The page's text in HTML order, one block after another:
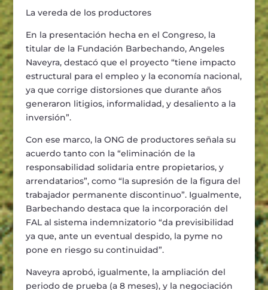
La vereda de los productores
En la presentación hecha en el Congreso, la
titular de la Fundación Barbechando, Angeles
Naveyra, destacó que el proyecto “tiene impacto
estructural para el empleo y la economía nacional,
ya que corrige distorsiones que durante años
generaron litigios, informalidad, y desaliento a la
inversión”.
Con ese marco, la ONG de productores señala su
acuerdo tanto con la “eliminación de la
responsabilidad solidaria entre propietarios, y
arrendatarios”, como “la supresión de la figura del
trabajador permanente discontinuo”. Igualmente,
Barbechando destaca que la incorporación del
FAL al sistema indemnizatorio “da previsibilidad
ya que, ante un eventual despido, la pyme no
pone en riesgo su continuidad”.
Naveyra aprobó, igualmente, la ampliación del
periodo de prueba (a 8 meses), y la negociación